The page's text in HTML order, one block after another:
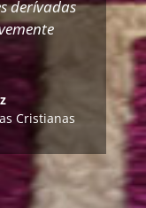
derívadas
Cristianas